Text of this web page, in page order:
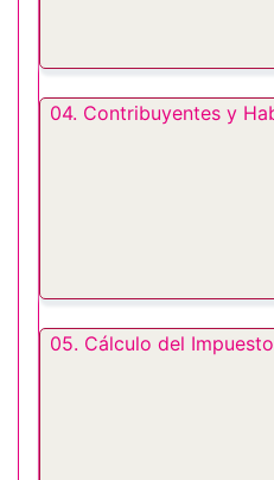
04. Contribuyentes y
05. Cálculo del